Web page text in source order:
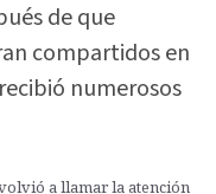
de que
compartidos en
numerosos
a llamar la atención